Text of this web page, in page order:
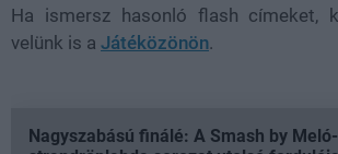
Ha ismersz hasonló flash címeket,
velünk is a Játéközönön.
Nagyszabású finálé: A Smash by